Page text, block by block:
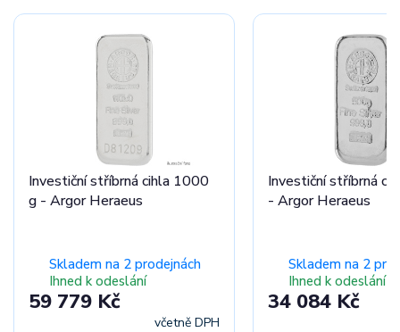
Investiční stříbrná cihla 1000
g - Argor Heraeus
Skladem na 2 prodejnách
Ihned k odeslání
59 779 Kč
včetně DPH
Investiční stříbrná
- Argor Heraeus
Skladem na 2
Ihned k odeslání
34 084 Kč